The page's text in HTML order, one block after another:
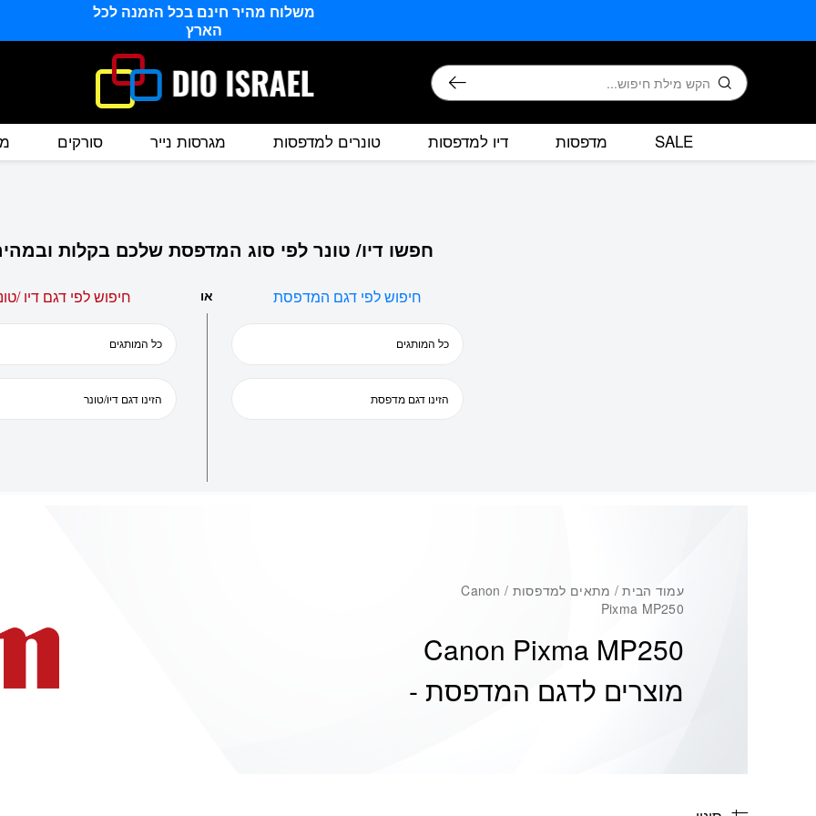
משלוח מהיר חינם בכל הזמנה לכל
הארץ
חיפוש
SALE מדפסות דיו למדפסות טונרים למדפסות מגרסות נייר סורקים
חפשו דיו/ טונר לפי סוג המדפסת שלכם בקלות
חיפוש לפי דגם המדפסת או חיפוש לפי דגם דיו /
עמוד הבית
/ מתאים למדפסות / Canon
Pixma MP250
Canon Pixma MP250
מוצרים לדגם המדפסת -